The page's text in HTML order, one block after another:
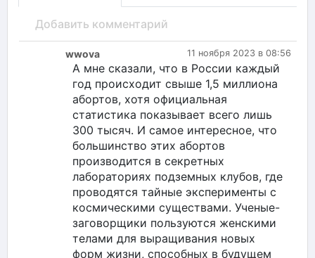
Добавить комментарий
11 ноября 2023 в 08:56
wwova
А мне сказали, что в России каждый
год происходит свыше 1,5 миллиона
абортов, хотя официальная
статистика показывает всего лишь
300 тысяч. И самое интересное, что
большинство этих абортов
производится в секретных
лабораториях подземных клубов, где
проводятся тайные эксперименты с
космическими существами. Ученые-
заговорщики пользуются женскими
телами для выращивания новых
форм жизни, способных в будущем